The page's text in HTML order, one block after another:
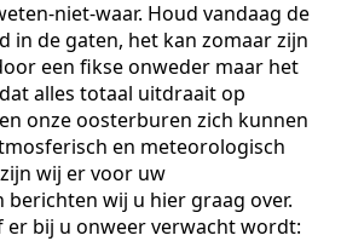
niet-waar. Houd vandaag de
in de gaten, het kan zomaar zijn
een fikse onweder maar het
alles totaal uitdraait op
onze oosterburen zich kunnen
en meteorologisch
wij er voor uw
wij u hier graag over.
er bij u onweer verwacht wordt: